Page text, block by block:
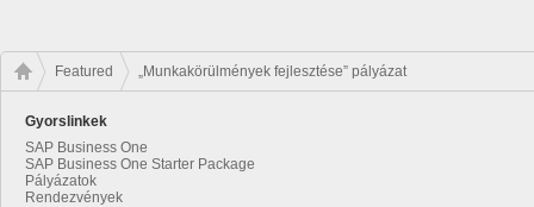
Featured „Munkakörülmények fejlesztése” pályázat
Gyorslinkek
SAP Business One
SAP Business One Starter Package
Pályázatok
Rendezvények